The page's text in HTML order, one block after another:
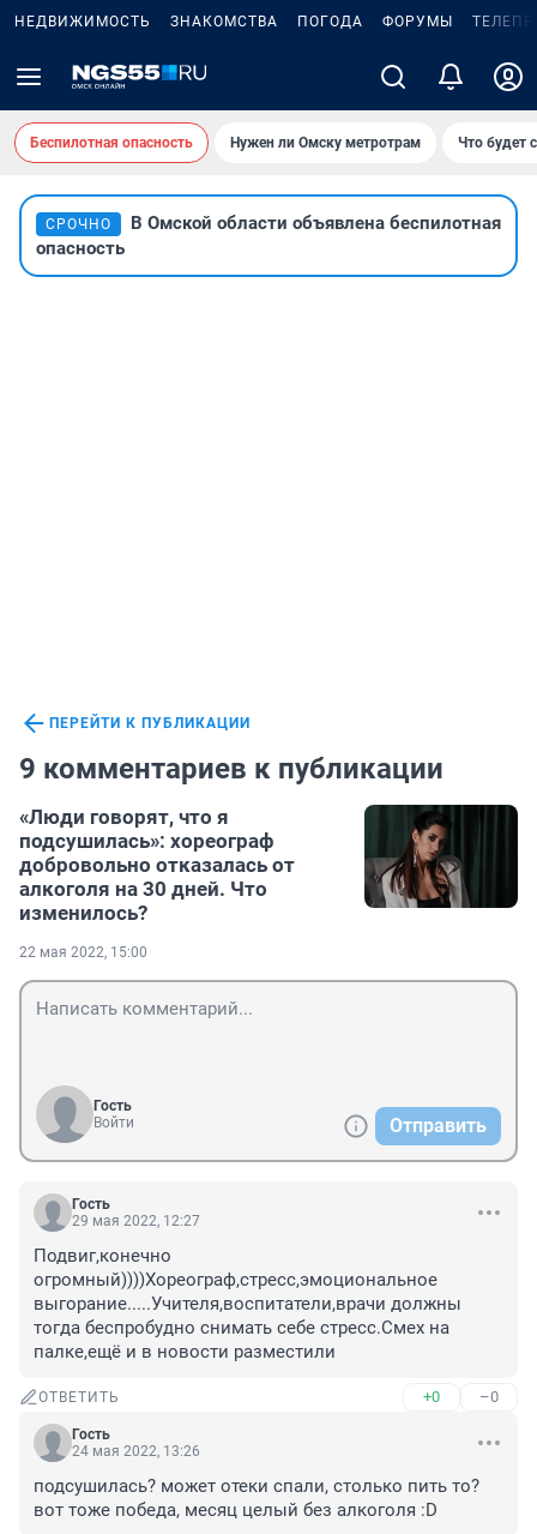
НЕДВИЖИМОСТЬ ЗНАКОМСТВА ПОГОДА ФОРУМЫ
Беспилотная опасность Нужен ли Омску метротрам Что будет
СРОЧНО
В Омской области объявлена беспилотная
опасность
ПЕРЕЙТИ К ПУБЛИКАЦИИ
9 комментариев к публикации
«Люди говорят, что я
подсушилась»: хореограф
добровольно отказалась от
алкоголя на 30 дней. Что
изменилось?
22 мая 2022, 15:00
Гость
Войти
Отправить
Гость
29 мая 2022, 12:27
Подвиг,конечно
огромный))))Хореограф,стресс,эмоциональное
выгорание.....Учителя,воспитатели,врачи должны
тогда беспробудно снимать себе стресс.Смех на
палке,ещё и в новости разместили
ОТВЕТИТЬ +0 –0
Гость
24 мая 2022, 13:26
подсушилась? может отеки спали, столько пить то?
вот тоже победа, месяц целый без алкоголя :D